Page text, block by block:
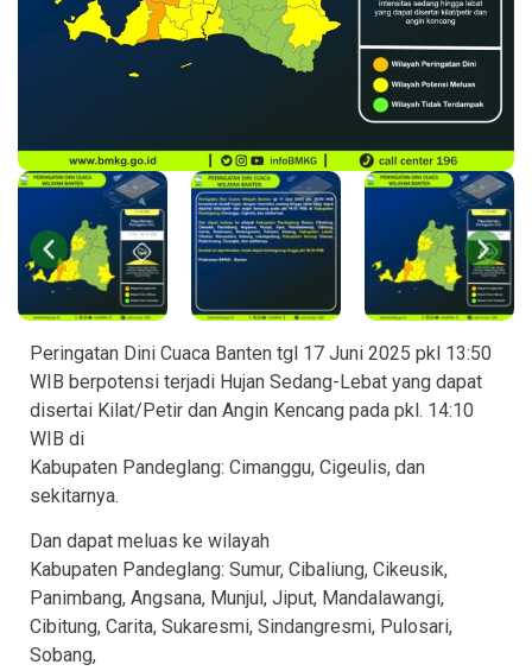
Peringatan Dini Cuaca Banten tgl 17 Juni 2025 pkl 13:50
WIB berpotensi terjadi Hujan Sedang-Lebat yang dapat
disertai Kilat/Petir dan Angin Kencang pada pkl. 14:10
WIB di
Kabupaten Pandeglang: Cimanggu, Cigeulis, dan
sekitarnya.
Dan dapat meluas ke wilayah
Kabupaten Pandeglang: Sumur, Cibaliung, Cikeusik,
Panimbang, Angsana, Munjul, Jiput, Mandalawangi,
Cibitung, Carita, Sukaresmi, Sindangresmi, Pulosari,
Sobang,